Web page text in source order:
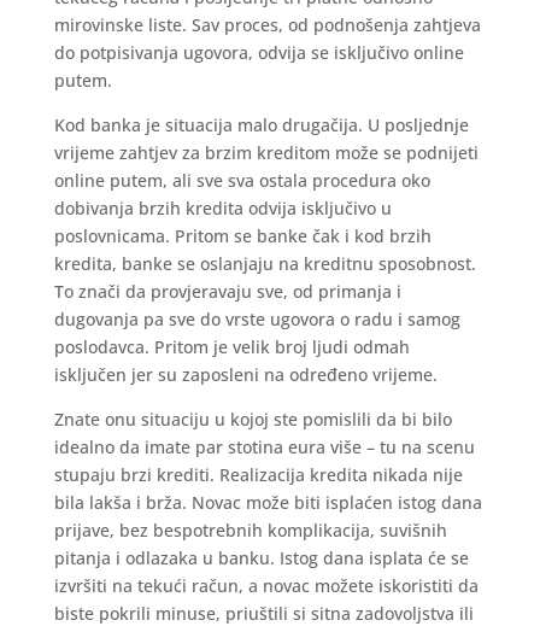
mirovinske liste. Sav proces, od podnošenja zahtjeva
do potpisivanja ugovora, odvija se isključivo online
putem.
Kod banka je situacija malo drugačija. U posljednje
vrijeme zahtjev za brzim kreditom može se podnijeti
online putem, ali sve sva ostala procedura oko
dobivanja brzih kredita odvija isključivo u
poslovnicama. Pritom se banke čak i kod brzih
kredita, banke se oslanjaju na kreditnu sposobnost.
To znači da provjeravaju sve, od primanja i
dugovanja pa sve do vrste ugovora o radu i samog
poslodavca. Pritom je velik broj ljudi odmah
isključen jer su zaposleni na određeno vrijeme.
Znate onu situaciju u kojoj ste pomislili da bi bilo
idealno da imate par stotina eura više – tu na scenu
stupaju brzi krediti. Realizacija kredita nikada nije
bila lakša i brža. Novac može biti isplaćen istog dana
prijave, bez bespotrebnih komplikacija, suvišnih
pitanja i odlazaka u banku. Istog dana isplata će se
izvršiti na tekući račun, a novac možete iskoristiti da
biste pokrili minuse, priuštili si sitna zadovoljstva ili